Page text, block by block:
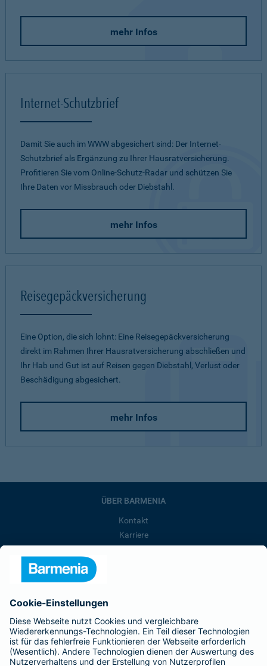
mehr Infos
Internet-Schutzbrief
Damit Sie auch im WWW abgesichert sind: Der Internet-
Schutzbrief als Ergänzung zu Ihrer Hausratversicherung.
Profitieren Sie vom Online-Schutz-Radar und schützen Sie
Ihre Daten vor Missbrauch oder Diebstahl.
mehr Infos
Reisegepäckversicherung
Eine Option, die sich lohnt: Eine Reisegepäckversicherung
direkt im Rahmen Ihrer Hausratversicherung abschließen und
Ihr Hab und Gut ist auf Reisen gegen Diebstahl, Verlust oder
Beschädigung abgesichert.
mehr Infos
ÜBER BARMENIA
Kontakt
Karriere
Barmenia ist Teil der BarmeniaGothaer
BELIEBTE SEITEN
Kranken-Zusatzversicherung